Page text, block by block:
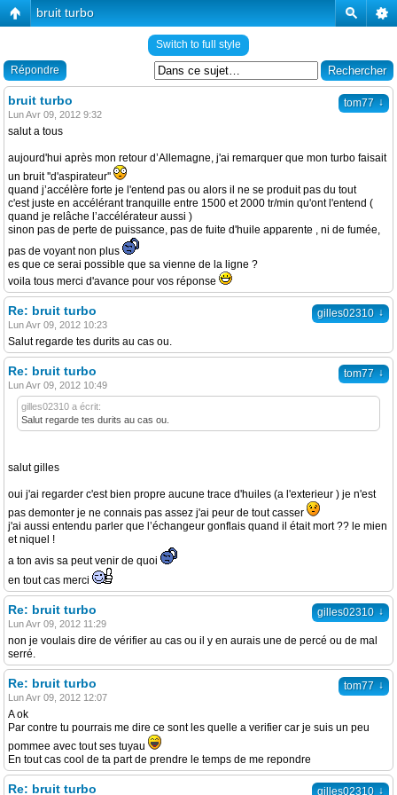
bruit turbo
Switch to full style
Répondre
tom77 ↓
bruit turbo
Lun Avr 09, 2012 9:32
salut a tous
aujourd'hui après mon retour d’Allemagne, j'ai remarquer que mon turbo faisait
un bruit ''d'aspirateur''
quand j’accélère forte je l'entend pas ou alors il ne se produit pas du tout
c'est juste en accélérant tranquille entre 1500 et 2000 tr/min qu'ont l'entend (
quand je relâche l’accélérateur aussi )
sinon pas de perte de puissance, pas de fuite d'huile apparente , ni de fumée,
pas de voyant non plus
es que ce serai possible que sa vienne de la ligne ?
voila tous merci d'avance pour vos réponse
gilles02310 ↓
Re: bruit turbo
Lun Avr 09, 2012 10:23
Salut regarde tes durits au cas ou.
tom77 ↓
Re: bruit turbo
Lun Avr 09, 2012 10:49
gilles02310 a écrit:
Salut regarde tes durits au cas ou.
salut gilles
oui j'ai regarder c'est bien propre aucune trace d'huiles (a l'exterieur ) je n'est
pas demonter je ne connais pas assez j'ai peur de tout casser
j'ai aussi entendu parler que l’échangeur gonflais quand il était mort ?? le mien
et niquel !
a ton avis sa peut venir de quoi
en tout cas merci
gilles02310 ↓
Re: bruit turbo
Lun Avr 09, 2012 11:29
non je voulais dire de vérifier au cas ou il y en aurais une de percé ou de mal
serré.
tom77 ↓
Re: bruit turbo
Lun Avr 09, 2012 12:07
A ok
Par contre tu pourrais me dire ce sont les quelle a verifier car je suis un peu
pommee avec tout ses tuyau
En tout cas cool de ta part de prendre le temps de me repondre
gilles02310 ↓
Re: bruit turbo